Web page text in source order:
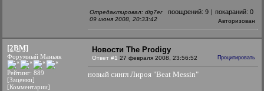
Отредактировал: dig7er
09 июня 2008, 20:33:42
поощрений: 9 | покараний: 0
Авторизован
[2BM]
Форумный Маньяк
Рейтинг: 889
[Заценки]
[Комментарии]
Новости The Prodigy
Ответ #1 27 февраля 2008, 23:56:52 Процитировать
новый сингл Лироя "Beat Messin"